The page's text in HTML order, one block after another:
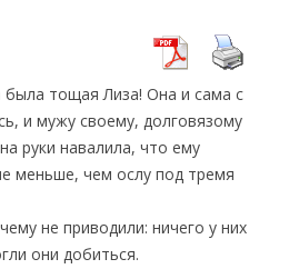
была тощая Лиза! Она и сама с
и мужу своему, долговязому
руки навалила, что ему
меньше, чем ослу под тремя
не приводили: ничего у них
они добиться.